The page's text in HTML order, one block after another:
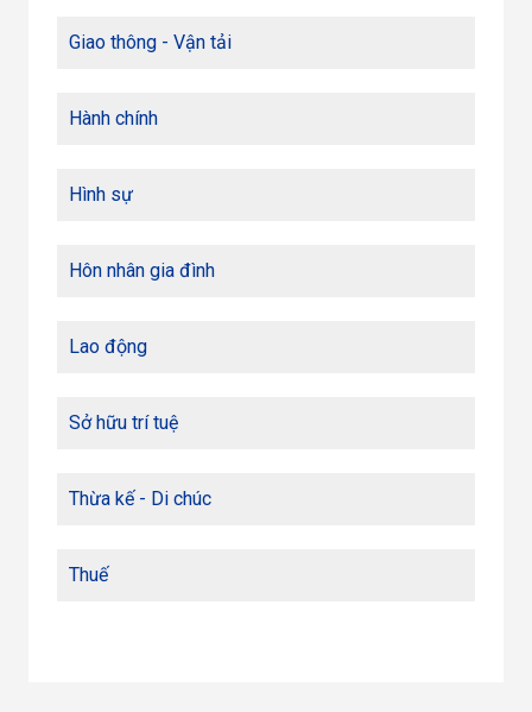
Giao thông - Vận tải
Hành chính
Hình sự
Hôn nhân gia đình
Lao động
Sở hữu trí tuệ
Thừa kế - Di chúc
Thuế